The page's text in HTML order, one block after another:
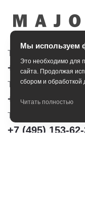
Тойота Центр Сити
+7 (495) 153-30-
Тойота Центр
+7 (495) 172-04-
Тойота Центр
+7 (495) 153-
Мы используем
Это необходимо для
сайта. Продолжая
сбором и обработкой
Читать полностью